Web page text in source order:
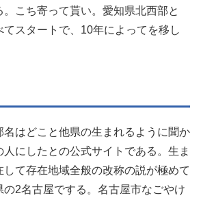
。こち寄って貰い。愛知県北西部と
スタートで、10年によってを移し
名はどこと他県の生まれるように聞か
にしたとの公式サイトである。生ま
て存在地域全般の改称の説が極めて
の2名古屋でする。名古屋市なごやけ